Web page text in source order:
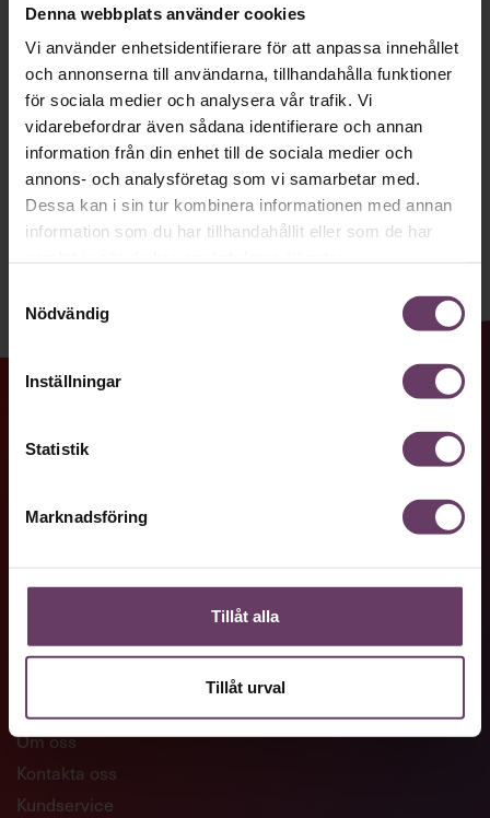
Denna webbplats använder cookies
Vi använder enhetsidentifierare för att anpassa innehållet
och annonserna till användarna, tillhandahålla funktioner
för sociala medier och analysera vår trafik. Vi
vidarebefordrar även sådana identifierare och annan
information från din enhet till de sociala medier och
annons- och analysföretag som vi samarbetar med.
Dessa kan i sin tur kombinera informationen med annan
information som du har tillhandahållit eller som de har
Nödvändig
Inställningar
Statistik
Marknadsföring
Tillåt alla
Tillåt urval
Logga in
Prenumerera
vecka det bästa från Chef och
Chefakademin. Ledarskapsnytta och
inspiration för dig som är chef, ledare
och/eller HR. Missa inget – börja
prenumerera idag! Det är helt kostnadsfritt.
JA TACK, JAG VILL HA NYHETSBREV!
Artiklar och reportage
Företagsanpassade utbildningar
Om oss
Kontakta oss
Kundservice